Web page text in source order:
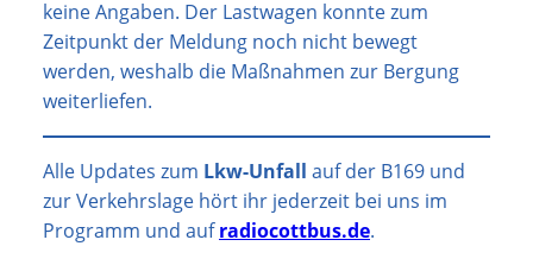
keine Angaben. Der Lastwagen konnte zum
Zeitpunkt der Meldung noch nicht bewegt
werden, weshalb die Maßnahmen zur Bergung
weiterliefen.
Alle Updates zum Lkw-Unfall auf der B169 und
zur Verkehrslage hört ihr jederzeit bei uns im
Programm und aufradiocottbus.de.